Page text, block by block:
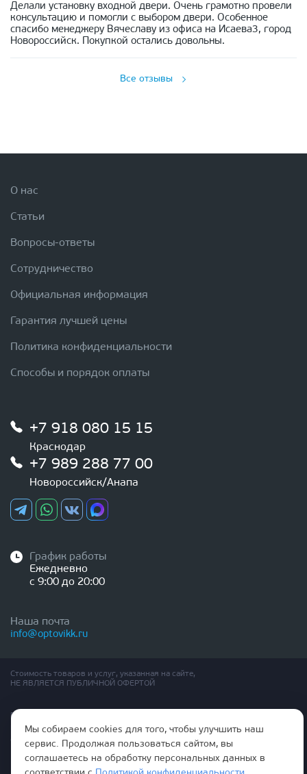
Делали установку входной двери. Очень грамотно провели
консультацию и помогли с выбором двери. Особенное
спасибо менеджеру Вячеславу из офиса на Исаева3, город
Новороссийск. Покупкой остались довольны.
Все отзывы
О нас
Статьи
Вопросы-ответы
Сотрудничество
Официальная информация
Гарантия лучшей цены
Политика конфиденциальности
Способы и порядок оплаты
+7 918 080 15 15
Краснодар
+7 989 288 77 00
Новороссийск/Анапа
График работы
Ежедневно
с 9:00 до 20:00
Наша почта
info@optovikk.ru
Стоимость товаров и услуг, указанная на сайте,
НЕ ЯВЛЯЕТСЯ ПУБЛИЧНОЙ ОФЕРТОЙ
Правила эксплутации входных и межкомнатных дверей
Политика обработки персональных данных
Согласие на обработку персональных данных
Мы собираем cookies для того, чтобы улучшить наш
сервис. Продолжая пользоваться сайтом, вы
соглашаетесь на обработку персональных данных в